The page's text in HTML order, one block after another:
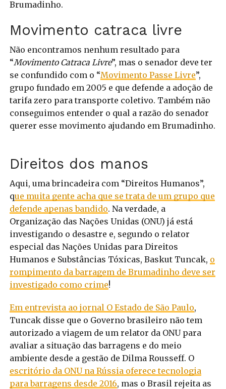
Brumadinho.
Movimento catraca livre
Não encontramos nenhum resultado para
“Movimento Catraca Livre”, mas o senador deve ter
se confundido com o “Movimento Passe Livre”,
grupo fundado em 2005 e que defende a adoção de
tarifa zero para transporte coletivo. Também não
conseguimos entender o qual a razão do senador
querer esse movimento ajudando em Brumadinho.
Direitos dos manos
Aqui, uma brincadeira com “Direitos Humanos”,
que muita gente acha que se trata de um grupo que
defende apenas bandido. Na verdade, a
Organização das Nações Unidas (ONU) já está
investigando o desastre e, segundo o relator
especial das Nações Unidas para Direitos
Humanos e Substâncias Tóxicas, Baskut Tuncak, o
rompimento da barragem de Brumadinho deve ser
investigado como crime!
Em entrevista ao jornal O Estado de São Paulo,
Tuncak disse que o Governo brasileiro não tem
autorizado a viagem de um relator da ONU para
avaliar a situação das barragens e do meio
ambiente desde a gestão de Dilma Rousseff. O
escritório da ONU na Rússia oferece tecnologia
para barragens desde 2016, mas o Brasil rejeita as